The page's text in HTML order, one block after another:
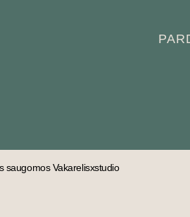
saugomos Vakarelisxstudio